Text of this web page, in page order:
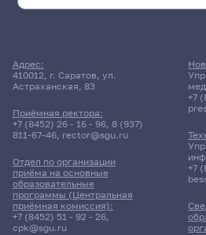
Адрес:
410012, г. Саратов, ул.
Астраханская, 83
Приёмная ректора:
+7 (8452) 26 - 16 - 96, 8 (937)
811-67-46, rector@sgu.ru
Отдел по организации
приёма на основные
образовательные
программы (Центральная
приёмная комиссия):
+7 (8452) 51 - 92 - 26,
cpk@sgu.ru
+7
+7